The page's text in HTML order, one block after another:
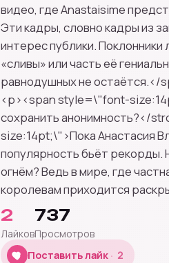
видео, где Anastaisime
Эти кадры, словно кадры из
интерес публики.
«сливы» или часть её
равнодушных не
<p><span style=\"font-
сохранить анонимность?</
size:14pt;\">Пока Анастасия
популярность бьёт рекорды.
огнём? Ведь в мире, где
королевам приходится
2
Лайков
737
Просмотров
Поставить лайк
2
2